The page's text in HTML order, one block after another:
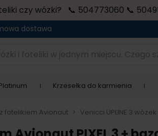
czy wózki? 📞 504773060 📞
dostawa
i foteliki w jednym miejscu. Czego
Krzesełka do karmienia
z fotelikiem Avionaut > Venicci UPLINE 3